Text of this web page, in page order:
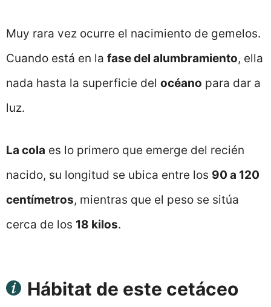
Muy rara vez ocurre el nacimiento de gemelos.
Cuando está en la fase del alumbramiento, ella
nada hasta la superficie del océano para dar a
luz.
La cola es lo primero que emerge del recién
nacido, su longitud se ubica entre los 90 a 120
centímetros, mientras que el peso se sitúa
cerca de los 18 kilos.
Hábitat de este cetáceo